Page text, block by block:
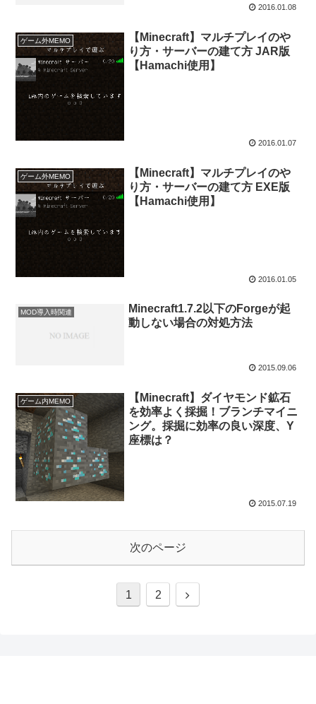
2016.01.08
ゲーム外MEMO
【Minecraft】マルチプレイのや
り方・サーバーの建て方 JAR版
【Hamachi使用】
2016.01.07
ゲーム外MEMO
【Minecraft】マルチプレイのや
り方・サーバーの建て方 EXE版
【Hamachi使用】
2016.01.05
MOD導入時関連
Minecraft1.7.2以下のForgeが起
動しない場合の対処方法
2015.09.06
ゲーム内MEMO
【Minecraft】ダイヤモンド鉱石
を効率よく採掘！ブランチマイニ
ング。採掘に効率の良い深度、Y
座標は？
2015.07.19
次のページ
1 2